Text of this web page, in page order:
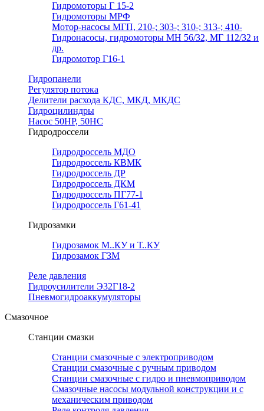
Гидромоторы Г 15-2
Гидромоторы МРФ
Мотор-насосы МГП, 210-; 303-; 310-; 313-; 410-
Гидронасосы, гидромоторы МН 56/32, МГ 112/32 и
др.
Гидромотор Г16-1
Гидропанели
Регулятор потока
Делители расхода КДС, МКД, МКДС
Гидроцилиндры
Насос 50НР, 50НС
Гидродроссели
Гидродроссель МДО
Гидродроссель КВМК
Гидродроссель ДР
Гидродроссель ДКМ
Гидродроссель ПГ77-1
Гидродроссель Г61-41
Гидрозамки
Гидрозамок М..КУ и Т..КУ
Гидрозамок ГЗМ
Реле давления
Гидроусилители Э32Г18-2
Пневмогидроаккумуляторы
Смазочное
Станции смазки
Станции смазочные с электроприводом
Станции смазочные с ручным приводом
Станции смазочные с гидро и пневмоприводом
Смазочные насосы модульной конструкции и с
механическим приводом